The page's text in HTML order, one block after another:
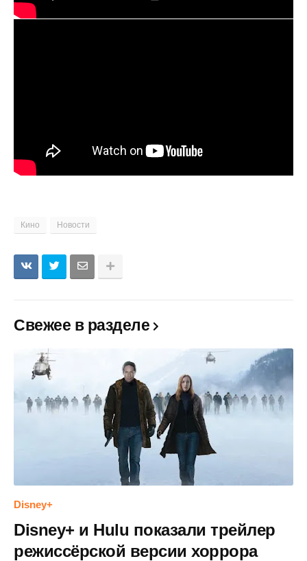
Кино Новости
Свежее в разделе
Disney+
Disney+ и Hulu показали трейлер
режиссёрской версии хоррора